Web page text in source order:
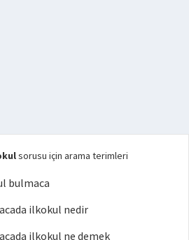
sorusu için arama terimleri
bulmaca
ilkokul nedir
ilkokul ne demek